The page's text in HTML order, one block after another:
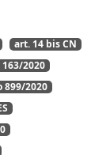
art. 14 bis CN
2020
899/2020